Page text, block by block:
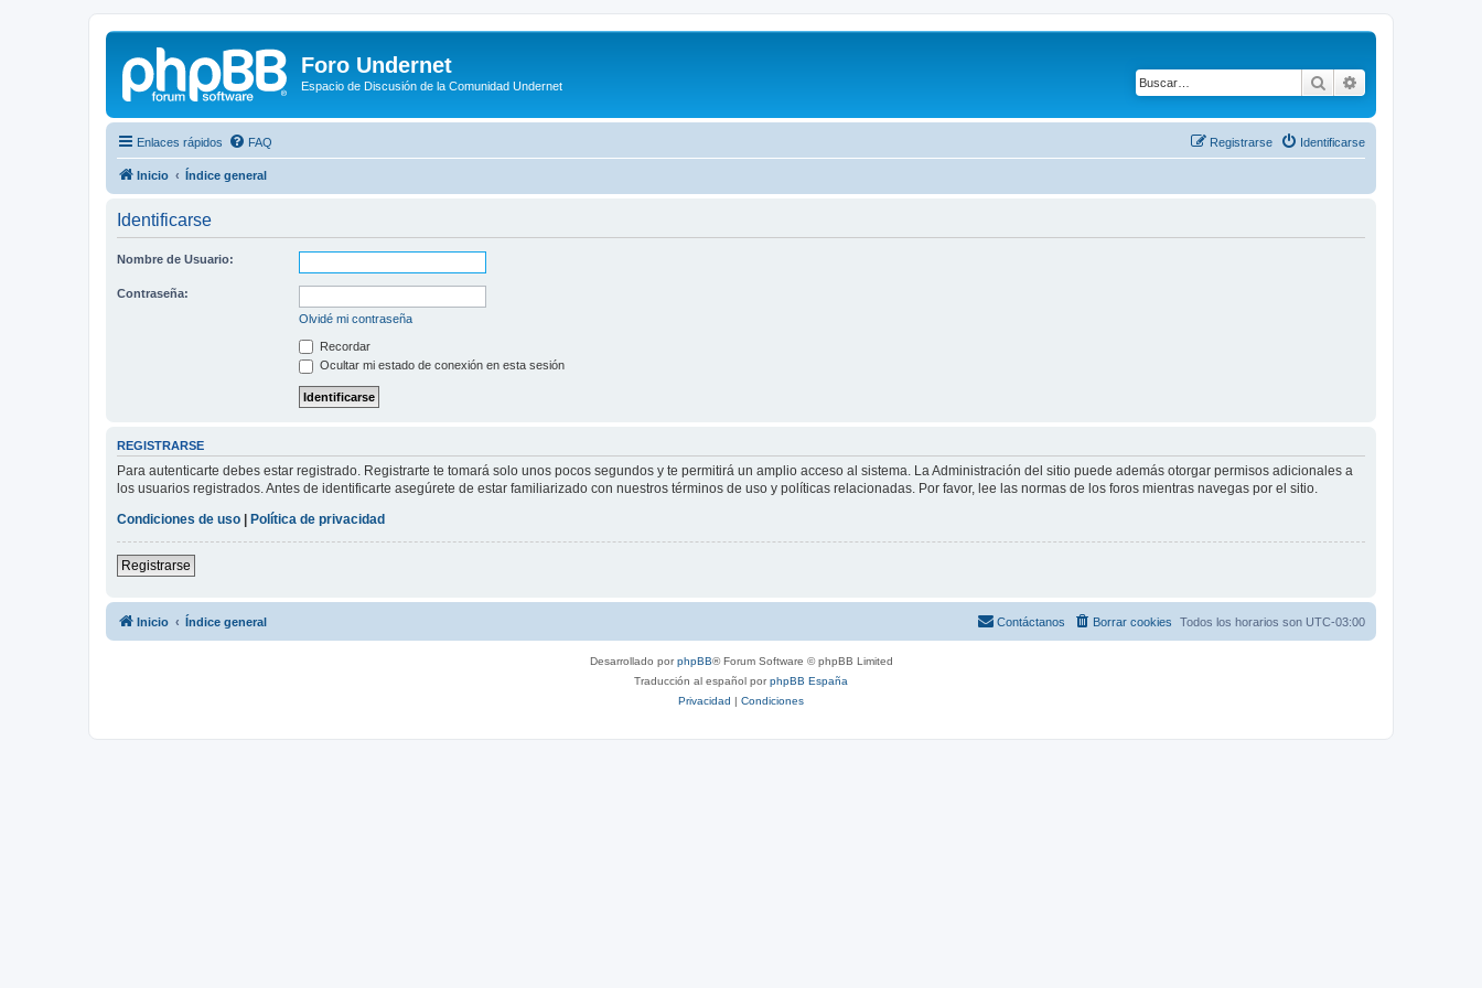
Foro Undernet
Espacio de Discusión de la Comunidad Undernet Buscar
Enlaces rápidos FAQ Identificarse
Registrarse
Inicio Índice general
Identificarse
Nombre de Usuario:
Contraseña:
Olvidé mi contraseña
Recordar
Ocultar mi estado de conexión en esta sesión
REGISTRARSE
Para autenticarte debes estar registrado. Registrarte te tomará solo unos pocos segundos y te permitirá un amplio acceso al sistema. La Administración del sitio puede además otorgar permisos adicionales a
los usuarios registrados. Antes de identificarte asegúrete de estar familiarizado con nuestros términos de uso y políticas relacionadas. Por favor, lee las normas de los foros mientras navegas por el sitio.
Condiciones de uso
Política de privacidad
Registrarse
Inicio Índice general Todos los horarios son UTC-03:00
Borrar cookies
Contáctanos
Desarrollado porphpBB® Forum Software © phpBB Limited
Traducción al español porphpBB España
Privacidad | Condiciones